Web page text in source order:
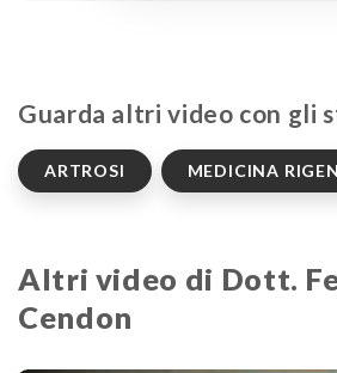
Guarda altri video con gli
ARTROSI MEDICINA
Altri video di Dott.
Cendon